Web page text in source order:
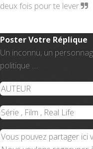
deux fois pour te lever.
Poster Votre Réplique
Un inconnu, un
politique ....